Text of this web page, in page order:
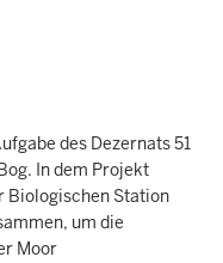
des Dezernats 51
In dem Projekt
Biologischen Station
um die
Moor